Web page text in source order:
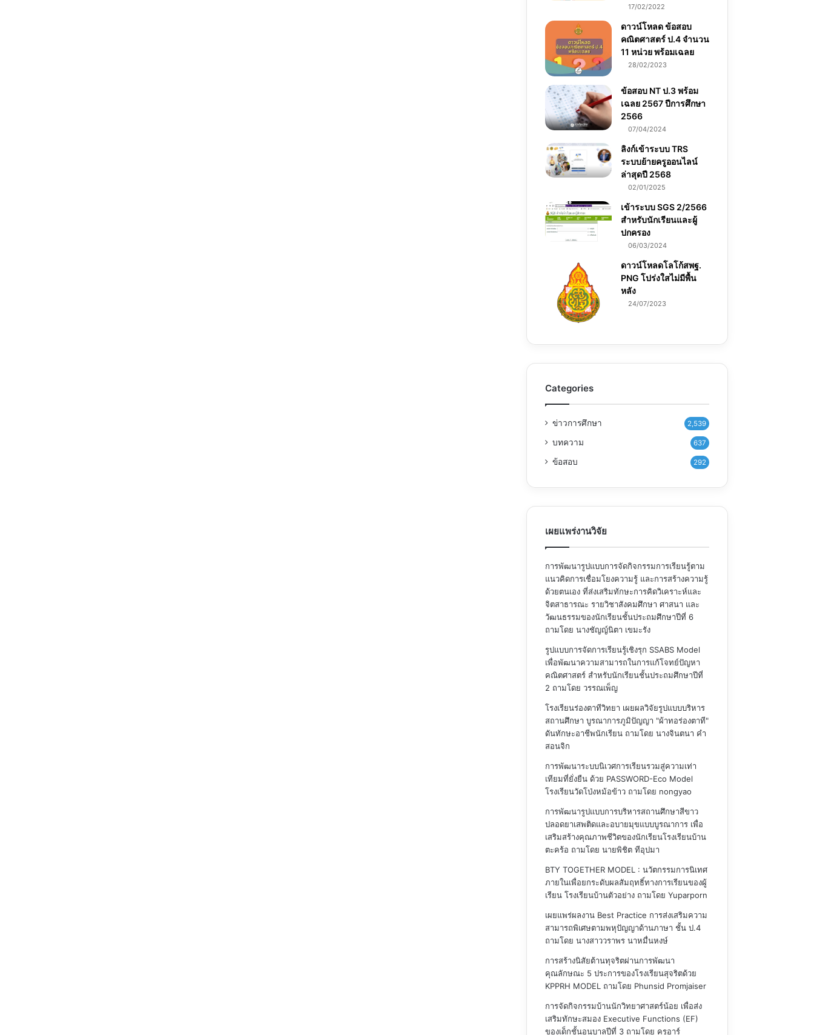
17/02/2022
ดาวน์โหลด ข้อสอบ
คณิตศาสตร์ ป.4 จำนวน
11 หน่วย พร้อมเฉลย
28/02/2023
ข้อสอบ NT ป.3 พร้อม
เฉลย 2567 ปีการศึกษา
2566
07/04/2024
ลิงก์เข้าระบบ TRS
ระบบย้ายครูออนไลน์
ล่าสุดปี 2568
02/01/2025
เข้าระบบ SGS 2/2566
สำหรับนักเรียนและผู้
ปกครอง
06/03/2024
ดาวน์โหลดโลโก้สพฐ.
PNG โปร่งใสไม่มีพื้น
หลัง
24/07/2023
Categories
ข่าวการศึกษา 2,539
บทความ 637
ข้อสอบ 292
เผยแพร่งานวิจัย
การพัฒนารูปแบบการจัดกิจกรรมการเรียนรู้ตาม
แนวคิดการเชื่อมโยงความรู้ และการสร้างความรู้
ด้วยตนเอง ที่ส่งเสริมทักษะการคิดวิเคราะห์และ
จิตสาธารณะ รายวิชาสังคมศึกษา ศาสนา และ
วัฒนธรรมของนักเรียนชั้นประถมศึกษาปีที่ 6
ถามโดย นางชัญญ์นิตา เขมะรัง
รูปแบบการจัดการเรียนรู้เชิงรุก SSABS Model
เพื่อพัฒนาความสามารถในการแก้โจทย์ปัญหา
คณิตศาสตร์ สำหรับนักเรียนชั้นประถมศึกษาปีที่
2 ถามโดย วรรณเพ็ญ
โรงเรียนร่องตาทีวิทยา เผยผลวิจัยรูปแบบบริหาร
สถานศึกษา บูรณาการภูมิปัญญา "ผ้าทอร่องตาที"
ดันทักษะอาชีพนักเรียนถามโดย นางจินตนา คำ
สอนจิก
การพัฒนาระบบนิเวศการเรียนรวมสู่ความเท่า
เทียมที่ยั่งยืน ด้วย PASSWORD-Eco Model
โรงเรียนวัดโป่งหม้อข้าวถามโดย nongyao
การพัฒนารูปแบบการบริหารสถานศึกษาสีขาว
ปลอดยาเสพติดและอบายมุขแบบบูรณาการ เพื่อ
เสริมสร้างคุณภาพชีวิตของนักเรียนโรงเรียนบ้าน
ตะคร้อ ถามโดย นายพิชิต ทีอุปมา
BTY TOGETHER MODEL : นวัตกรรมการนิเทศ
ภายในเพื่อยกระดับผลสัมฤทธิ์ทางการเรียนของผู้
เรียน โรงเรียนบ้านตัวอย่างถามโดย Yuparporn
เผยแพร่ผลงาน Best Practice การส่งเสริมความ
สามารถพิเศษตามพหุปัญญาด้านภาษา ชั้น ป.4
ถามโดย นางสาววราพร นาหมื่นหงษ์
การสร้างนิสัยต้านทุจริตผ่านการพัฒนา
คุณลักษณะ 5 ประการของโรงเรียนสุจริตด้วย
KPPRH MODELถามโดย Phunsid Promjaiser
การจัดกิจกรรมบ้านนักวิทยาศาสตร์น้อย เพื่อส่ง
เสริมทักษะสมอง Executive Functions (EF)
ของเด็กชั้นอนุบาลปีที่ 3ถามโดย ครูอาร์